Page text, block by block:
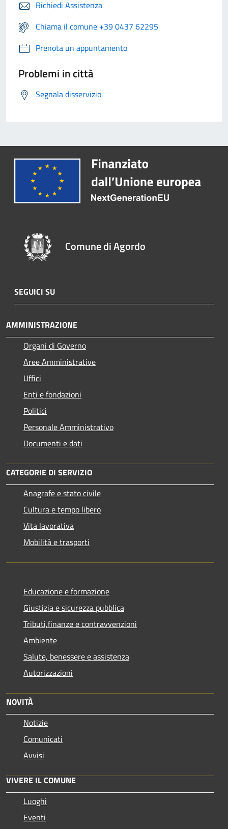
Richiedi Assistenza
Chiama il comune +39 0437 62295
Prenota un appuntamento
Problemi in città
Segnala disservizio
Comune di Agordo
SEGUICI SU
AMMINISTRAZIONE
Organi di Governo
Aree Amministrative
Uffici
Enti e fondazioni
Politici
Personale Amministrativo
Documenti e dati
CATEGORIE DI SERVIZIO
Anagrafe e stato civile
Cultura e tempo libero
Vita lavorativa
Mobilità e trasporti
Educazione e formazione
Giustizia e sicurezza pubblica
Tributi,finanze e contravvenzioni
Ambiente
Salute, benessere e assistenza
Autorizzazioni
NOVITÀ
Notizie
Comunicati
Avvisi
VIVERE IL COMUNE
Luoghi
Eventi